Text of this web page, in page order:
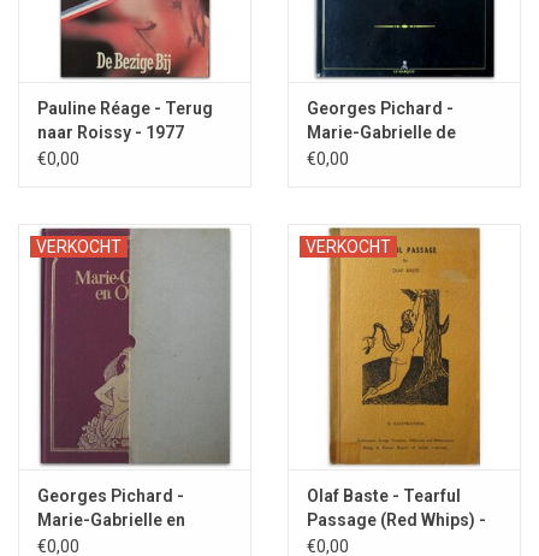
Pauline Réage - Terug
naar Roissy - 1977
€0,00
Georges Pichard -
Marie-Gabrielle de
Saint-Eutrope - 1994
€0,00
VERKOCHT
Georges Pichard -
Marie-Gabrielle en
Orient - 1981
€0,00
VERKOCHT
Olaf Baste - Tearful
Passage (Red Whips) -
1950s
€0,00